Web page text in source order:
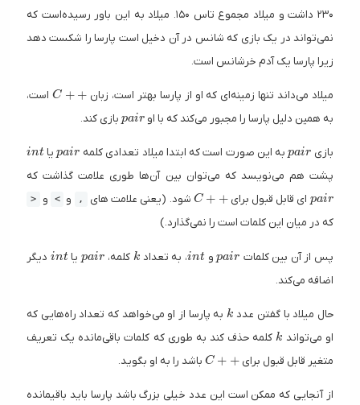
۲۳۰ داشت و میلاد مجموع تاس ۱۵۰. میلاد به این باور رسیده‌است که
نمی‌تواند در یک بازی که شانس در آن دخیل است پارسا را شکست دهد
زیرا پارسا یک آدم خرشانس است.
میلاد می‌داند تنها زمینه‌ای که او از پارسا بهتر است، زبان
C++
C + +
است،
به همین دلیل پارسا را مجبور می‌کند که با او
pair
pair بازی کند.
بازی
pair
pair به این صورت است که ابتدا میلاد تعدادی کلمه
pair
pair یا
int
int
پشت هم می‌نویسد که می‌توان بین آن‌ها طوری علامت گذاشت که
pair
pair ای قابل قبول برای
C++
C + + شود. (یعنی علامت های , و ‍‍ < و ‍ >
که در میان این کلمات است را نمی‌گذارد.)
پس از آن بین کلمات
pair
pair و
int
int ، به تعدادk
k کلمه،
pair
pair یا
int
int
دیگر
اضافه می‌کند.
حال میلاد با گفتن عددk
kبه پارسا از او می‌خواهد که تعداد راه‌هایی که
او می‌تواند k
kکلمه حذف کند به طوری که کلمات باقی‌مانده یک تعریف
متغیر قابل قبول برای
C++
C + + باشد را به او بگوید.
از آنجایی که ممکن است این عدد خیلی بزرگ باشد پارسا باید باقیمانده